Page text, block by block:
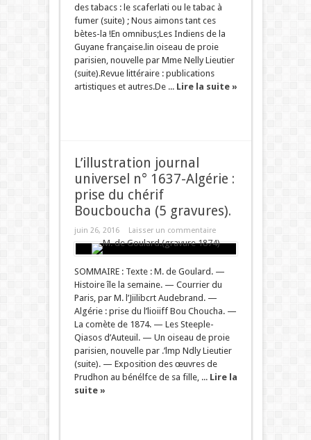
des tabacs : le scaferlati ou le tabac à
fumer (suite) ; Nous aimons tant ces
bètes-la !En omnibus;Les Indiens de la
Guyane française.lin oiseau de proie
parisien, nouvelle par Mme Nelly Lieutier
(suite).Revue littéraire : publications
artistiques et autres.De ... Lire la suite »
L’illustration journal
universel n° 1637-Algérie :
prise du chérif
Boucboucha (5 gravures).
juin 26, 2016 Laisser un commentaire
SOMMAIRE : Texte : M. de Goulard. —
Histoire île la semaine. — Courrier du
Paris, par M. l’Jiilibcrt Audebrand. —
Algérie : prise du l’lioiiff Bou Choucha. —
La comète de 1874. — Les Steeple-
Qiasos d’Auteuil. — Un oiseau de proie
parisien, nouvelle par .’lmp Ndly Lieutier
(suite). — Exposition des œuvres de
Prudhon au bénélfce de sa fille, ... Lire la
suite »